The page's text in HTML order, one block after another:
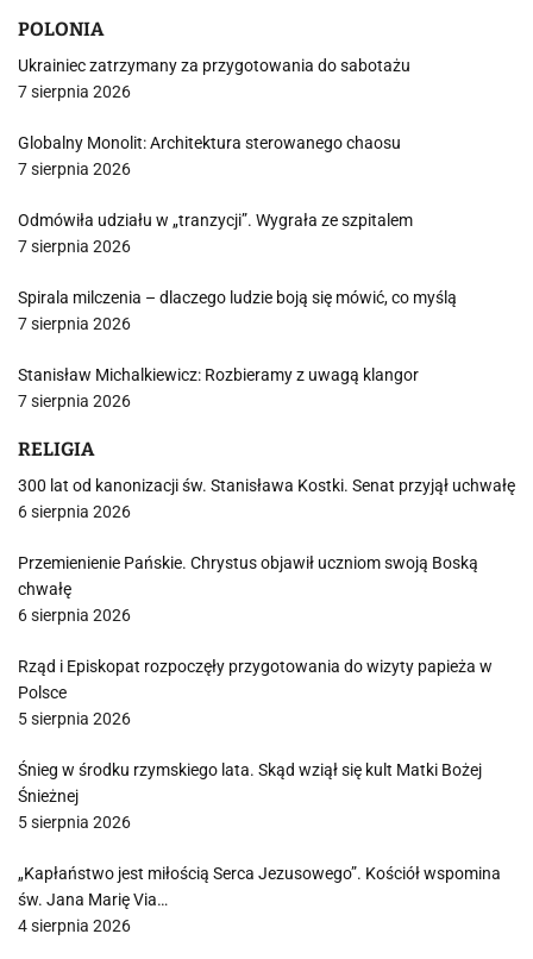
POLONIA
Ukrainiec zatrzymany za przygotowania do sabotażu
7 sierpnia 2026
Globalny Monolit: Architektura sterowanego chaosu
7 sierpnia 2026
Odmówiła udziału w „tranzycji”. Wygrała ze szpitalem
7 sierpnia 2026
Spirala milczenia – dlaczego ludzie boją się mówić, co myślą
7 sierpnia 2026
Stanisław Michalkiewicz: Rozbieramy z uwagą klangor
7 sierpnia 2026
RELIGIA
300 lat od kanonizacji św. Stanisława Kostki. Senat przyjął uchwałę
6 sierpnia 2026
Przemienienie Pańskie. Chrystus objawił uczniom swoją Boską
chwałę
6 sierpnia 2026
Rząd i Episkopat rozpoczęły przygotowania do wizyty papieża w
Polsce
5 sierpnia 2026
Śnieg w środku rzymskiego lata. Skąd wziął się kult Matki Bożej
Śnieżnej
5 sierpnia 2026
„Kapłaństwo jest miłością Serca Jezusowego”. Kościół wspomina
św. Jana Marię Via…
4 sierpnia 2026